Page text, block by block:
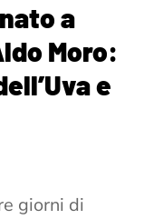
a
Moro:
e
giorni di